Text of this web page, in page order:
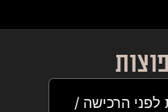
הרכישה /